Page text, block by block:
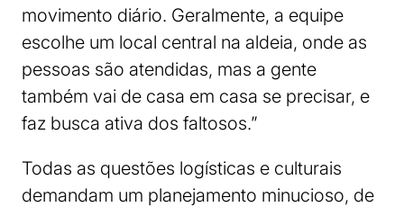
movimento diário. Geralmente, a equipe
escolhe um local central na aldeia, onde as
pessoas são atendidas, mas a gente
também vai de casa em casa se precisar, e
faz busca ativa dos faltosos.”
Todas as questões logísticas e culturais
demandam um planejamento minucioso, de